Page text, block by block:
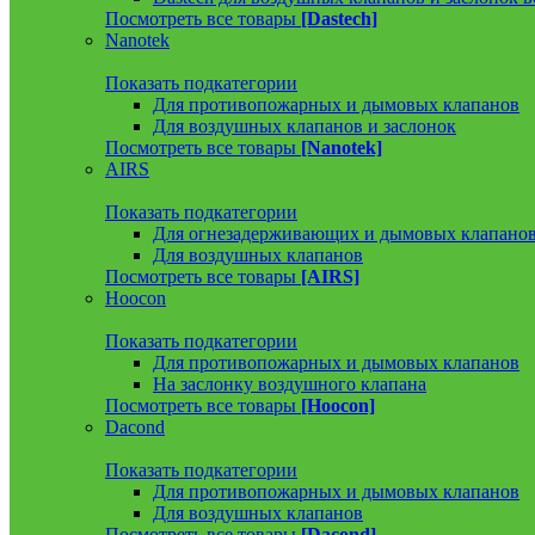
Посмотреть все товары [Dastech]
Nanotek
Показать подкатегории
Для противопожарных и дымовых клапанов
Для воздушных клапанов и заслонок
Посмотреть все товары [Nanotek]
AIRS
Показать подкатегории
Для огнезадерживающих и дымовых
Для воздушных клапанов
Посмотреть все товары [AIRS]
Hoocon
Показать подкатегории
Для противопожарных и дымовых клапанов
На заслонку воздушного клапана
Посмотреть все товары [Hoocon]
Dacond
Показать подкатегории
Для противопожарных и дымовых клапанов
Для воздушных клапанов